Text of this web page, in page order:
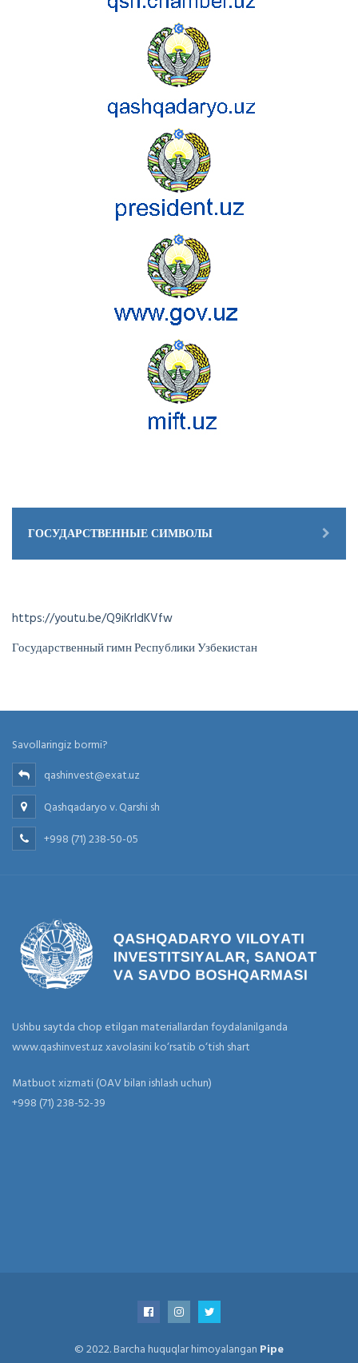
ГОСУДАРСТВЕННЫЕ СИМВОЛЫ
https://youtu.be/Q9iKrldKVfw
Государственный гимн Республики Узбекистан
Savollaringiz bormi?
qashinvest@exat.uz
Qashqadaryo v. Qarshi sh
+998 (71) 238-50-05
Ushbu saytda chop etilgan materiallardan foydalanilganda
www.qashinvest.uz xavolasini ko‘rsatib o‘tish shart
Matbuot xizmati (OAV bilan ishlash uchun)
+998 (71) 238-52-39
© 2022. Barcha huquqlar himoyalangan Pipe